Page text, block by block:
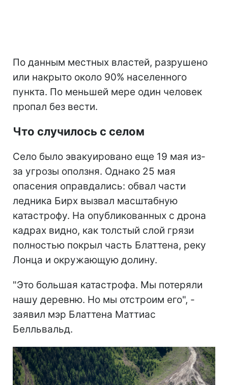
По данным местных властей, разрушено
или накрыто около 90% населенного
пункта. По меньшей мере один человек
пропал без вести.
Что случилось с селом
Село было эвакуировано еще 19 мая из-
за угрозы оползня. Однако 25 мая
опасения оправдались: обвал части
ледника Бирх вызвал масштабную
катастрофу. На опубликованных с дрона
кадрах видно, как толстый слой грязи
полностью покрыл часть Блаттена, реку
Лонца и окружающую долину.
"Это большая катастрофа. Мы потеряли
нашу деревню. Но мы отстроим его", -
заявил мэр Блаттена Маттиас
Белльвальд.